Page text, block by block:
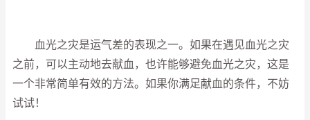
血光之灾是运气差的表现之一。如果在遇见血光之灾
之前，可以主动地去献血，也许能够避免血光之灾，这是
一个非常简单有效的方法。如果你满足献血的条件，不妨
试试！